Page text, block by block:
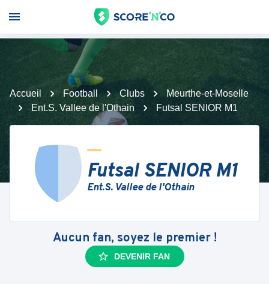
Accueil Football Clubs
Meurthe-et-Moselle
Ent.S. Vallee de l'Othain
Futsal SENIOR M1
Futsal SENIOR M1
Ent.S. Vallee de l'Othain
Aucun fan, soyez le premier !
DEVENIR FAN